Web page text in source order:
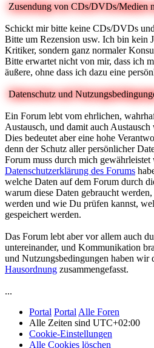
Zusendung von CDs/DVDs/Medien
Schickt mir bitte keine CDs/DVDs
Bitte um Rezension usw. Ich bin kein
Kritiker, sondern ganz normaler
Bitte erwartet nicht von mir, dass ich
äußere, ohne dass ich dazu eine
Datenschutz und
Ein Forum lebt vom ehrlichen,
Austausch, und damit auch
Dies bedeutet aber eine hohe
denn der Schutz aller persönlicher
Forum muss durch mich
Datenschutzerklärung des Forums
welche Daten auf dem Forum durch
warum diese Daten gebraucht
werden und wie Du prüfen kannst,
gespeichert werden.
Das Forum lebt aber vor allem auch
untereinander, und Kommunikation
und Nutzungsbedingungen haben wir
Hausordnung zusammengefasst.
...
Portal Portal Alle Foren
Alle Zeiten sind UTC+02:00
Cookie-Einstellungen
Alle Cookies löschen